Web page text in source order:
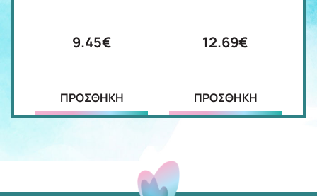
9.45€
ΠΡΟΣΘΗΚΗ
12.69€
ΠΡΟΣΘΗΚΗ